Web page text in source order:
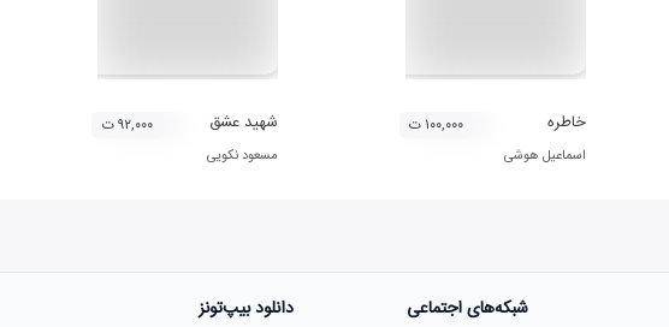
خاطره
اسماعیل هوشی
۱۰۰,۰۰۰ ت شهید عشق
مسعود نکویی
۹۲,۰۰۰ ت
شبکه‌های اجتماعی دانلود بیپ‌تونز